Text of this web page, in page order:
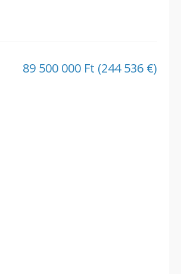
89 500 000 Ft (244 536 €)